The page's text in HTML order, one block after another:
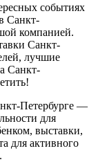
событиях
Санкт-
компанией.
Санкт-
лучшие
Санкт-
Петербурге —
для
выставки,
для активного